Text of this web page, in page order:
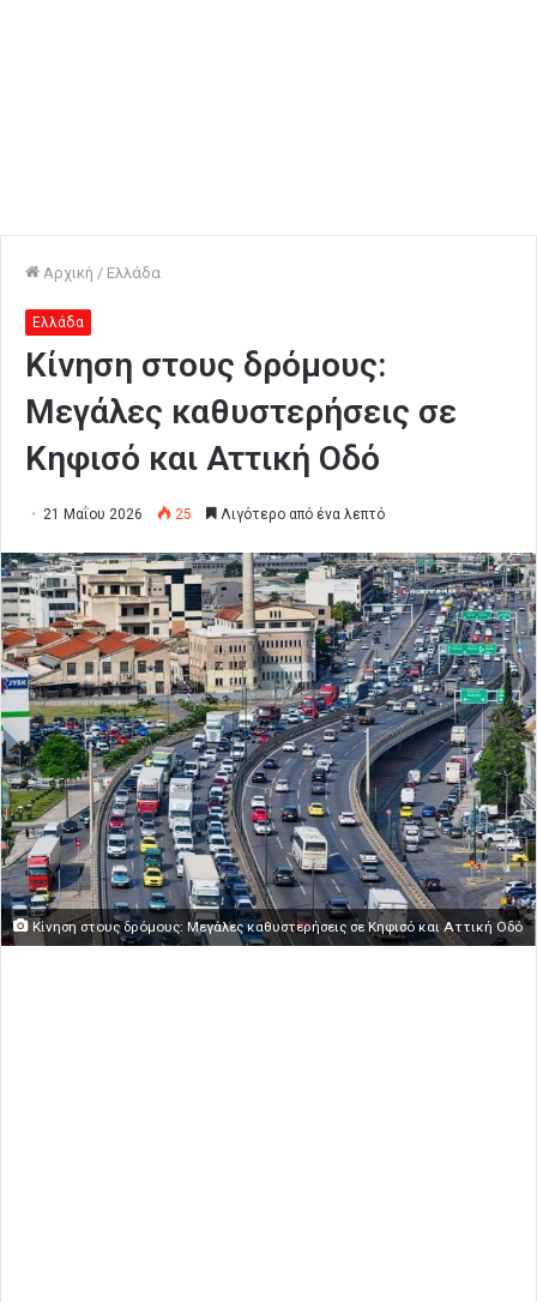
Αρχική / Ελλάδα
Ελλάδα
Κίνηση στους δρόμους:
Μεγάλες καθυστερήσεις σε
Κηφισό και Αττική Οδό
21 Μαΐου 2026 25 Λιγότερο από ένα λεπτό
Κίνηση στους δρόμους: Μεγάλες καθυστερήσεις σε Κηφισό και Αττική Οδό